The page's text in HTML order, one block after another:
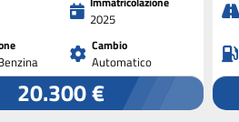
2025
Cambio
Automatico
20.300 €